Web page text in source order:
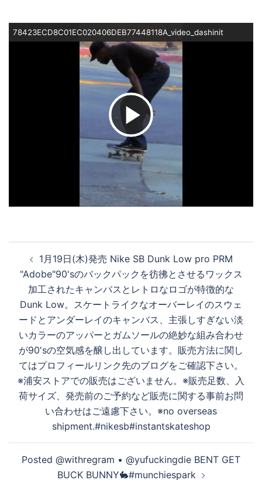
78423ECD8C01EC020406DEB77448118A_video_dashinit
ビ
デ
オ
再
生
す
る
ビ
ー
シ
ョ
ン
1月19日(木)発売 Nike SB Dunk Low pro PRM
"Adobe"90'sのバックパックを彷彿とさせるワックス
加工されたキャンバスとレトロなロゴが特徴的な
Dunk Low。スケートライクなオーバーレイのスウェ
ードとアンダーレイのキャンバス、主張しすぎない淡
いカラーのアッパーとガムソールの絶妙な組み合わせ
が90'sの空気感を醸し出しています。販売方法に関し
てはプロフィールリンク先のブログをご確認下さい。
※浦安ストアでの販売はございません。※販売足数、入
荷サイズ、発売前のご予約など販売に関する事前お問
い合わせはご遠慮下さい。※no overseas
shipment.#nikesb#instantskateshop
Posted @withregram • @yufuckingdie BENT GET
BUCK BUNNY🐇#munchiespark